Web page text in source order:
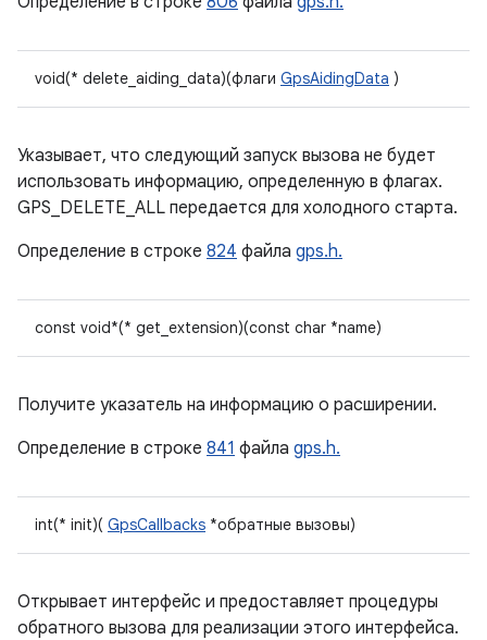
void(* delete_aiding_data)(флаги GpsAidingData )
Указывает, что следующий запуск вызова не будет
использовать информацию, определенную в флагах.
GPS_DELETE_ALL передается для холодного старта.
Определение в строке 824 файла gps.h.
const void*(* get_extension)(const char *name)
Получите указатель на информацию о расширении.
Определение в строке 841 файла gps.h.
int(* init)( GpsCallbacks *обратные вызовы)
Открывает интерфейс и предоставляет процедуры
обратного вызова для реализации этого интерфейса.